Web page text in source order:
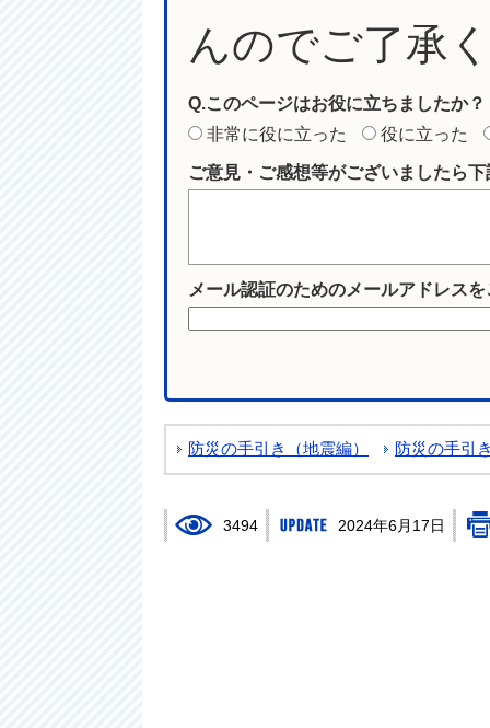
んのでご了承
Q.このページはお役に立ちましたか？
非常に役に立った
役に立った
ご意見・ご感想等がございましたら
メール認証のためのメールアドレス
防災の手引き（地震編） 防災の手引
3494 2024年6月17日